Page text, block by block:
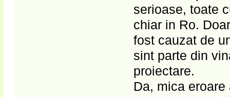
serioase, toate
chiar in Ro.
fost cauzat de
sint parte din
proiectare.
Da, mica